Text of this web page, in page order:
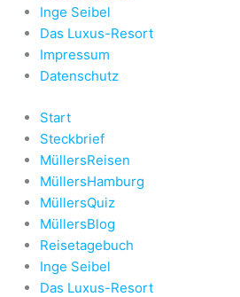
Inge Seibel
Das Luxus-Resort
Impressum
Datenschutz
Start
Steckbrief
MüllersReisen
MüllersHamburg
MüllersQuiz
MüllersBlog
Reisetagebuch
Inge Seibel
Das Luxus-Resort